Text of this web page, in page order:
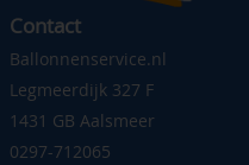
Contact
Ballonnenservice.nl
Legmeerdijk 327 F
1431 GB Aalsmeer
0297-712065